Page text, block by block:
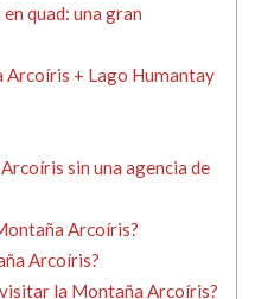
quad: una gran
Arcoíris + Lago Humantay
sin una agencia de
Arcoíris?
Arcoíris?
la Montaña Arcoíris?